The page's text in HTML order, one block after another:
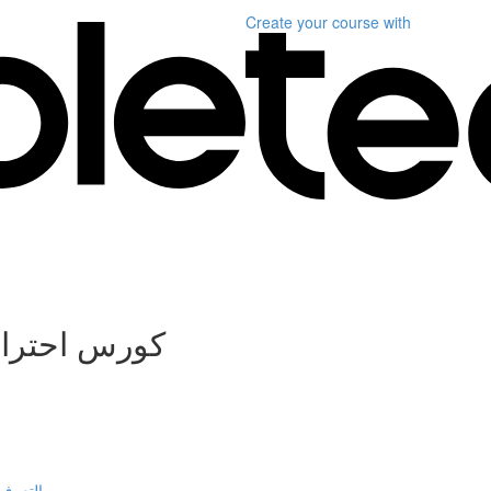
Create your course with
كورس